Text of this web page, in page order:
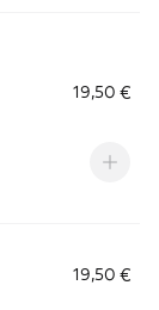
19,50 €
19,50 €